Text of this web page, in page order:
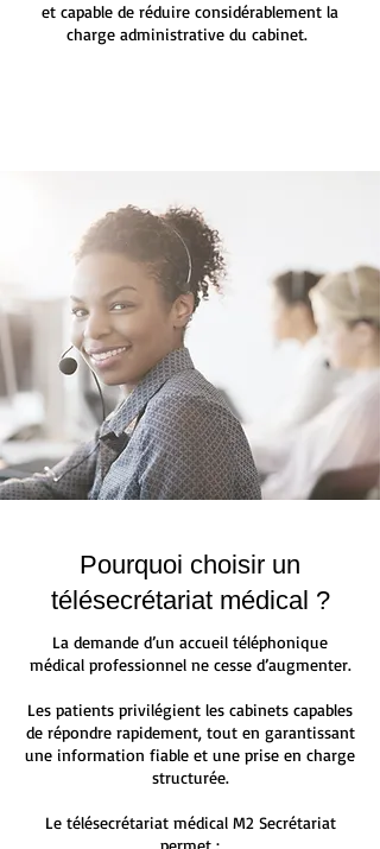
et capable de réduire considérablement la
charge administrative du cabinet.
Pourquoi choisir un
télésecrétariat médical ?
La demande d’un accueil téléphonique
médical professionnel ne cesse d’augmenter.
Les patients privilégient les cabinets capables
de répondre rapidement, tout en garantissant
une information fiable et une prise en charge
structurée.
Le télésecrétariat médical M2 Secrétariat
permet :